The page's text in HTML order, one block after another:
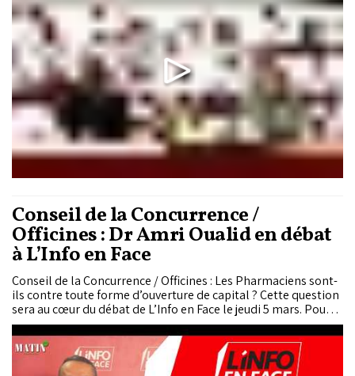
Conseil de la Concurrence /
Officines : Dr Amri Oualid en débat
à L’Info en Face
Conseil de la Concurrence / Officines : Les Pharmaciens sont-
ils contre toute forme d’ouverture de capital ? Cette question
sera au cœur du débat de L’Info en Face le jeudi 5 mars. Pour
en discuter, Rachid Hallaouy reçoit Dr Amri Oualid, 1er vice-
président du syndicat des pharmaciens de Casablanca, ancien
président de la FNSPM et expert...